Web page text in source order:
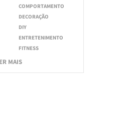
COMPORTAMENTO
DECORAÇÃO
DIY
ENTRETENIMENTO
FITNESS
MAIS